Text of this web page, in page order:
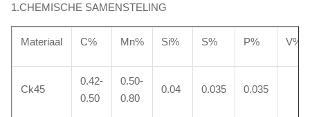
1.CHEMISCHE SAMENSTELING
Materiaal C% Mn% Si% S% P% V%
Ck45
0.42-
0.50
0.50-
0.80
0.04 0.035 0.035